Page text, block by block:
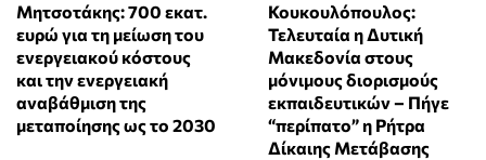
Μητσοτάκης: 700 εκατ.
ευρώ για τη μείωση του
ενεργειακού κόστους
και την ενεργειακή
αναβάθμιση της
μεταποίησης ως το 2030
Κουκουλόπουλος:
Τελευταία η Δυτική
Μακεδονία στους
μόνιμους διορισμούς
εκπαιδευτικών – Πήγε
“περίπατο” η Ρήτρα
Δίκαιης Μετάβασης